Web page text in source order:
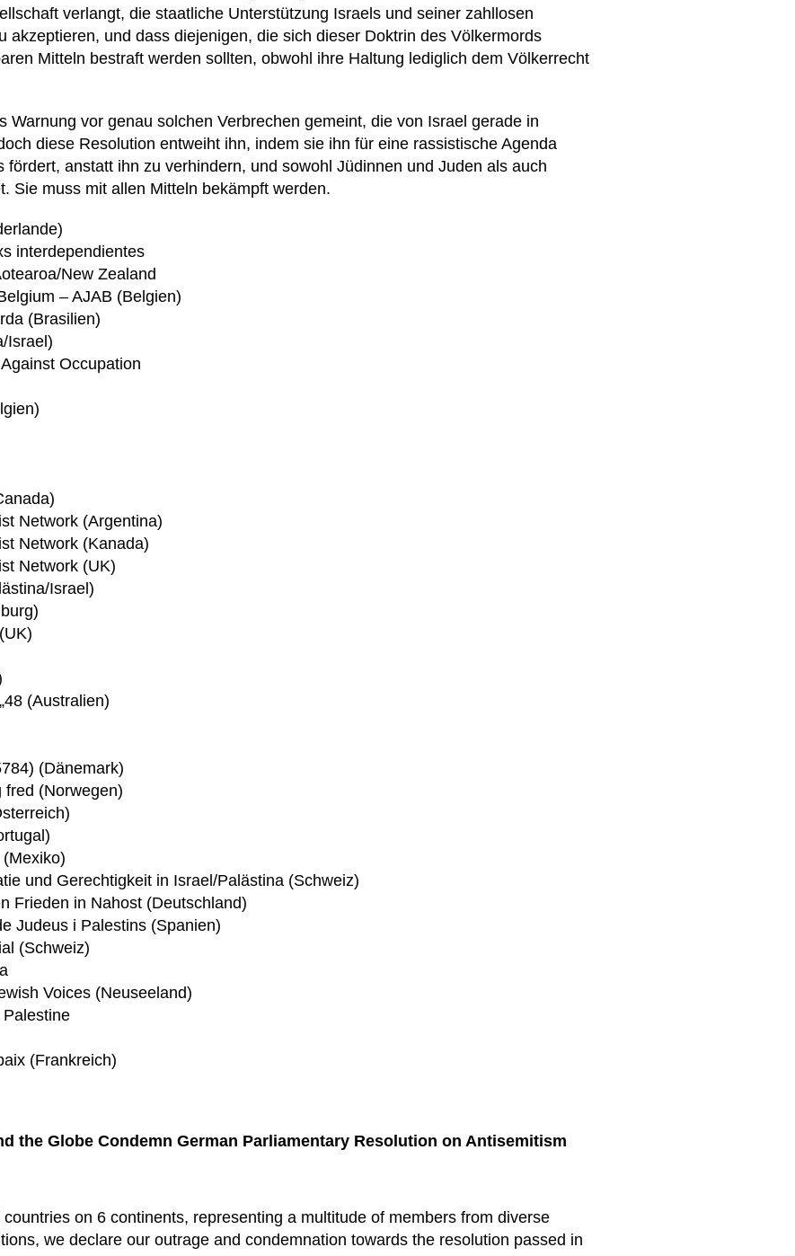
verlangt, die staatliche Unterstützung Israels und seiner zahllosen
akzeptieren, und dass diejenigen, die sich dieser Doktrin des Völkermords
Mitteln bestraft werden sollten, obwohl ihre Haltung lediglich dem Völkerrecht
Warnung vor genau solchen Verbrechen gemeint, die von Israel gerade in
diese Resolution entweiht ihn, indem sie ihn für eine rassistische Agenda
fördert, anstatt ihn zu verhindern, und sowohl Jüdinnen und Juden als auch
Sie muss mit allen Mitteln bekämpft werden.
interdependientes
New Zealand
– AJAB (Belgien)
(Brasilien)
Israel)
Occupation
Network (Argentina)
Network (Kanada)
Network (UK)
Israel)
(Australien)
(Dänemark)
(Norwegen)
und Gerechtigkeit in Israel/Palästina (Schweiz)
Frieden in Nahost (Deutschland)
Judeus i Palestins (Spanien)
(Schweiz)
Voices (Neuseeland)
(Frankreich)
the Globe Condemn German Parliamentary Resolution on Antisemitism
on 6 continents, representing a multitude of members from diverse
we declare our outrage and condemnation towards the resolution passed in